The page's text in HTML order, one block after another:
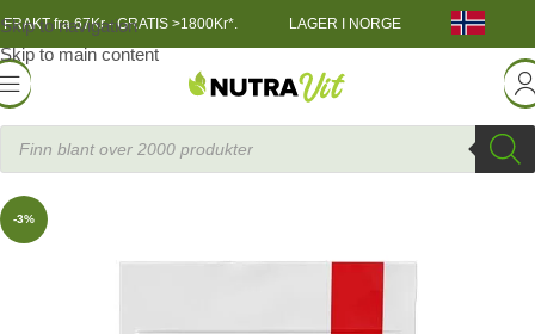
Skip to navigation
Skip to main content
FRAKT fra 67Kr - GRATIS >1800Kr*. LAGER I NORGE
TRENINGSNÆRING»Myseprotein 1 kg
-3%